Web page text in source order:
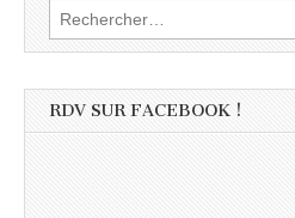
Rechercher :
RDV SUR FACEBOOK !